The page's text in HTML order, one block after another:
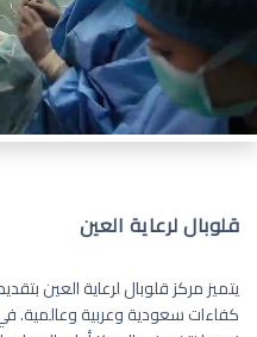
قلوبال لرعاية العين
يتميز مركز قلوبال لرعاية العين
كفاءات سعودية وعربية وعالمية.